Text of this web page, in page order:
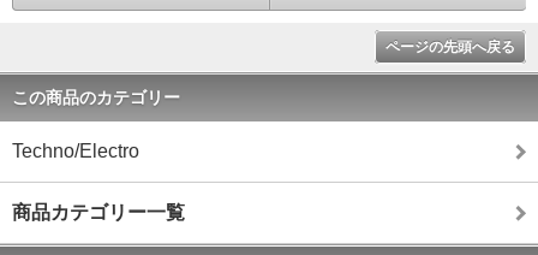
ページの先頭へ戻る
この商品のカテゴリー
Techno/Electro
商品カテゴリー一覧